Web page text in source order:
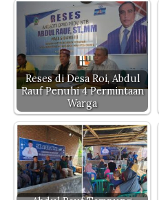
Reses di Desa Roi, Abdul
Rauf Penuhi 4 Permintaan
Warga